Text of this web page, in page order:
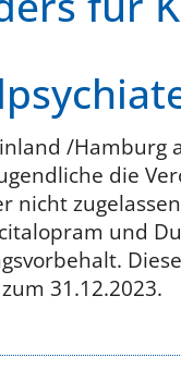
/Hamburg
die
nicht
und
31.12.2023.